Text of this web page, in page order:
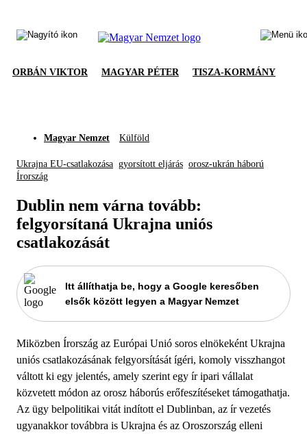
ORBÁN VIKTOR MAGYAR PÉTER TISZA-KORMÁNY
Magyar Nemzet Külföld
Ukrajna EU-csatlakozása gyorsított eljárás orosz-ukrán háború
Írország
Dublin nem várna tovább:
felgyorsítaná Ukrajna uniós
csatlakozását
Itt állíthatja be, hogy a Google keresőben
elsők között legyen a Magyar Nemzet
Miközben Írország az Európai Unió soros elnökeként Ukrajna
uniós csatlakozásának felgyorsítását ígéri, komoly visszhangot
váltott ki egy jelentés, amely szerint egy ír ipari vállalat
közvetett módon az orosz háborús erőfeszítéseket támogathatja.
Az ügy belpolitikai vitát indított el Dublinban, az ír vezetés
ugyanakkor továbbra is Ukrajna és az Oroszország elleni